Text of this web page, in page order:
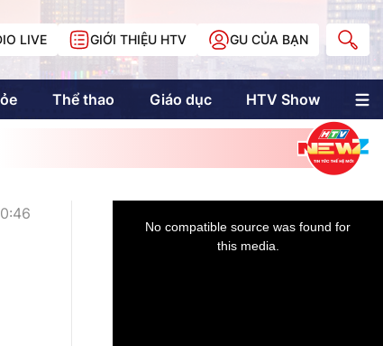
LIVE GIỚI THIỆU HTV GU CỦA BẠN
Thể thao Giáo dục HTV Show
Multimedia
Multiform
Doanh nhân Sài
Gòn